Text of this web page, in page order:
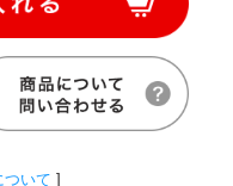
ついて ]